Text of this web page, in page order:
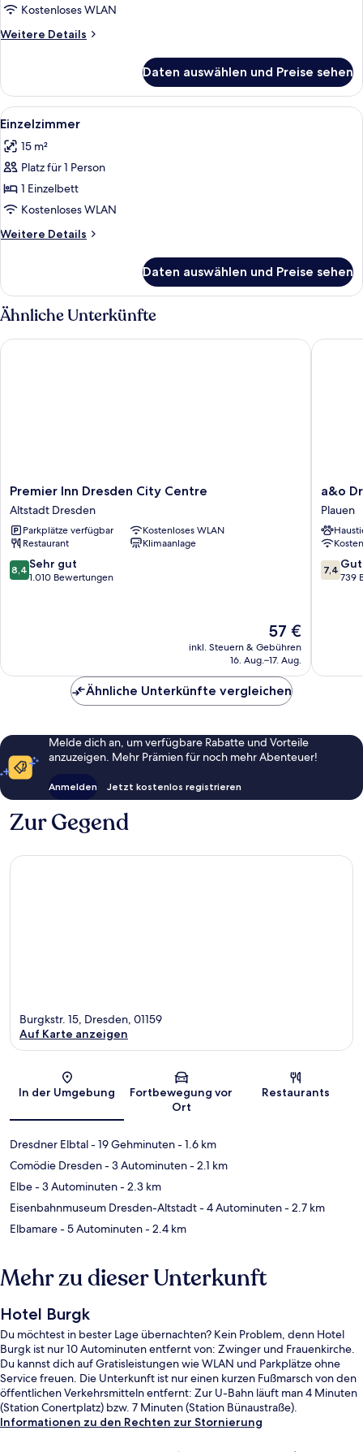
Kostenloses WLAN
Weitere Details
Weitere
Daten auswählen und Preise sehen
Alle
Fotos
für
Einzelzimmer
anzeigen
Dusche, kostenlose Toilettenartikel,
1
Einzelzimmer
15 m²
Platz für 1 Person
1 Einzelbett
Kostenloses WLAN
Weitere Details
Weitere
Daten auswählen und Preise sehen
Ähnliche Unterkünfte
Premier
Inn
Dresden
City
Centre
Altstadt
Dresden
Premier Inn Dresden City Centre
Altstadt Dresden
Parkplätze verfügbar
Kostenloses WLAN
Restaurant
Klimaanlage
8.4
von
8,4 Sehr gut
1.010 Bewertungen
Der
Preis
beträgt
57 €
inkl. Steuern & Gebühren
16. Aug.–17. Aug.
Premier Inn Dresden City Centre
a&o
Dresden
-
Hostel
Plauen
a&o
Plauen
7.4
von
7,4 Gut
739
a&o
Ähnliche Unterkünfte vergleichen
Melde dich an, um verfügbare Rabatte und Vorteile
anzuzeigen. Mehr Prämien für noch mehr Abenteuer!
Anmelden Jetzt kostenlos registrieren
Zur Gegend
Karte
Burgkstr. 15, Dresden, 01159
Auf Karte anzeigen
In der Umgebung
Fortbewegung vor
Ort
Restaurants
Dresdner Elbtal- 19 Gehminuten- 1.6 km
Comödie Dresden- 3 Autominuten- 2.1 km
Elbe- 3 Autominuten- 2.3 km
Eisenbahnmuseum Dresden-Altstadt- 4 Autominuten- 2.7 km
Elbamare- 5 Autominuten- 2.4 km
Mehr zu dieser Unterkunft
Hotel Burgk
Du möchtest in bester Lage übernachten? Kein Problem, denn Hotel
Burgk ist nur 10 Autominuten entfernt von: Zwinger und Frauenkirche.
Du kannst dich auf Gratisleistungen wie WLAN und Parkplätze ohne
Service freuen. Die Unterkunft ist nur einen kurzen Fußmarsch von den
öffentlichen Verkehrsmitteln entfernt: Zur U-Bahn läuft man 4 Minuten
(Station Conertplatz) bzw. 7 Minuten (Station Bünaustraße).
Informationen zu den Rechten zur Stornierung